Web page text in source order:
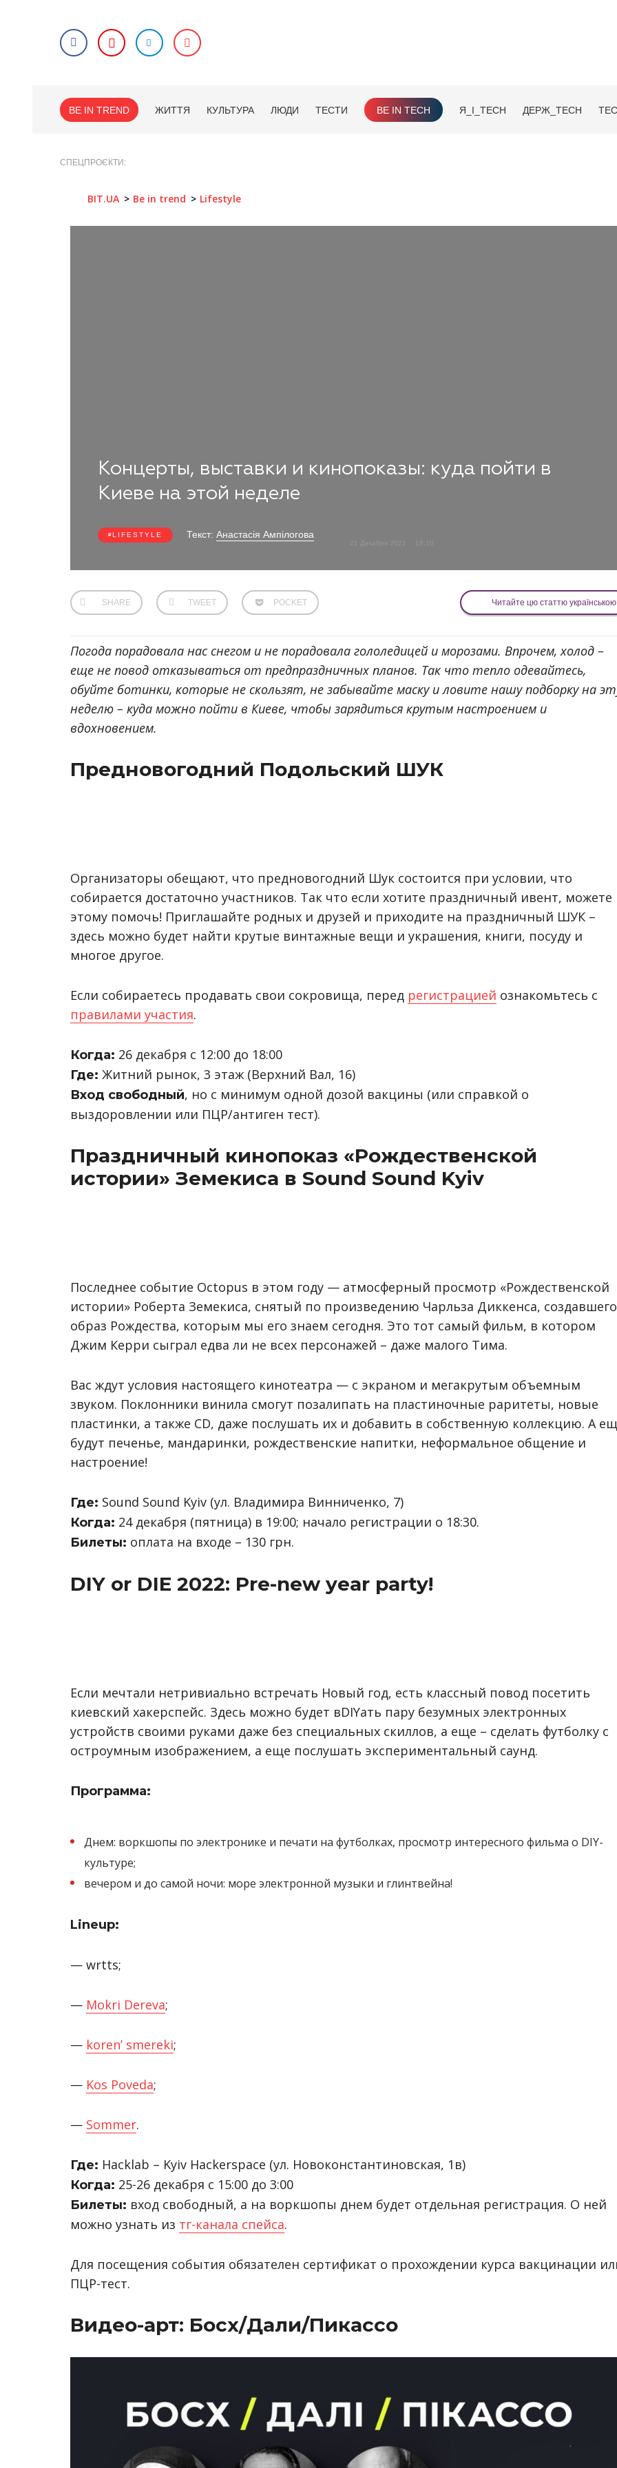
BE IN TREND ЖИТТЯ КУЛЬТУРА ЛЮДИ ТЕСТИ BE IN TECH Я_І_TECH ДЕРЖ_TECH
СПЕЦПРОЄКТИ
BIT.UA Be in trend Lifestyle
Концерты, выставки и кинопоказы: куда пойти в
Киеве на этой неделе
LIFESTYLE Текст: Анастасія Ампілогова
SHARE TWEET POCKET Читайте цю статтю українською
Погода порадовала нас снегом и не порадовала гололедицей и морозами. Впрочем, холод –
еще не повод отказываться от предпраздничных планов. Так что тепло одевайтесь,
обуйте ботинки, которые не скользят, не забывайте маску и ловите нашу подборку на
неделю – куда можно пойти в Киеве, чтобы зарядиться крутым настроением и
вдохновением.
Предновогодний Подольский ШУК
Организаторы обещают, что предновогодний Шук состоится при условии, что
собирается достаточно участников. Так что если хотите праздничный ивент, можете
этому помочь! Приглашайте родных и друзей и приходите на праздничный ШУК –
здесь можно будет найти крутые винтажные вещи и украшения, книги, посуду и
многое другое.
Если собираетесь продавать свои сокровища, перед регистрацией ознакомьтесь с
правилами участия.
Когда: 26 декабря с 12:00 до 18:00
Где: Житний рынок, 3 этаж (Верхний Вал, 16)
Вход свободный, но с минимум одной дозой вакцины (или справкой о
выздоровлении или ПЦР/антиген тест).
Праздничный кинопоказ «Рождественской
истории» Земекиса в Sound Sound Kyiv
Последнее событие Octopus в этом году — атмосферный просмотр «Рождественской
истории» Роберта Земекиса, снятый по произведению Чарльза Диккенса, создавшего
образ Рождества, которым мы его знаем сегодня. Это тот самый фильм, в котором
Джим Керри сыграл едва ли не всех персонажей – даже малого Тима.
Вас ждут условия настоящего кинотеатра — с экраном и мегакрутым объемным
звуком. Поклонники винила смогут позалипать на пластиночные раритеты, новые
пластинки, а также CD, даже послушать их и добавить в собственную коллекцию. А
будут печенье, мандаринки, рождественские напитки, неформальное общение и
настроение!
Где: Sound Sound Kyiv (ул. Владимира Винниченко, 7)
Когда: 24 декабря (пятница) в 19:00; начало регистрации о 18:30.
Билеты: оплата на входе – 130 грн.
DIY or DIE 2022: Pre-new year party!
Если мечтали нетривиально встречать Новый год, есть классный повод посетить
киевский хакерспейс. Здесь можно будет вDIYать пару безумных электронных
устройств своими руками даже без специальных скиллов, а еще – сделать футболку с
остроумным изображением, а еще послушать экспериментальный саунд.
Программа:
Днем: воркшопы по электронике и печати на футболках, просмотр интересного фильма о DIY-
культуре;
вечером и до самой ночи: море электронной музыки и глинтвейна!
Lineup:
— wrtts;
— Mokri Dereva;
— koren’ smereki;
— Kos Poveda;
— Sommer.
Где: Hacklab – Kyiv Hackerspace (ул. Новоконстантиновская, 1в)
Когда: 25-26 декабря с 15:00 до 3:00
Билеты: вход свободный, а на воркшопы днем будет отдельная регистрация. О ней
можно узнать из тг-канала спейса.
Для посещения события обязателен сертификат о прохождении курса вакцинации
ПЦР-тест.
Видео-арт: Босх/Дали/Пикассо